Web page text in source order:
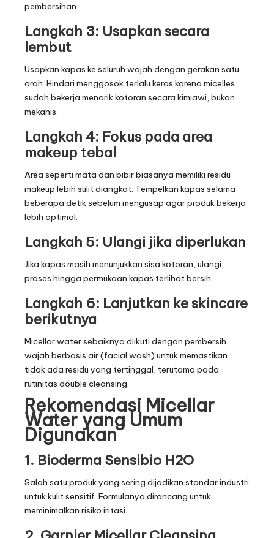
pembersihan.
Langkah 3: Usapkan secara
lembut
Usapkan kapas ke seluruh wajah dengan gerakan satu
arah. Hindari menggosok terlalu keras karena micelles
sudah bekerja menarik kotoran secara kimiawi, bukan
mekanis.
Langkah 4: Fokus pada area
makeup tebal
Area seperti mata dan bibir biasanya memiliki residu
makeup lebih sulit diangkat. Tempelkan kapas selama
beberapa detik sebelum mengusap agar produk bekerja
lebih optimal.
Langkah 5: Ulangi jika diperlukan
Jika kapas masih menunjukkan sisa kotoran, ulangi
proses hingga permukaan kapas terlihat bersih.
Langkah 6: Lanjutkan ke skincare
berikutnya
Micellar water sebaiknya diikuti dengan pembersih
wajah berbasis air (facial wash) untuk memastikan
tidak ada residu yang tertinggal, terutama pada
rutinitas double cleansing.
Rekomendasi Micellar
Water yang Umum
Digunakan
1. Bioderma Sensibio H2O
Salah satu produk yang sering dijadikan standar industri
untuk kulit sensitif. Formulanya dirancang untuk
meminimalkan risiko iritasi.